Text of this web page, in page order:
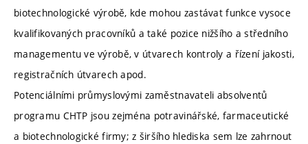
biotechnologické výrobě, kde mohou zastávat funkce vysoce
kvalifikovaných pracovníků a také pozice nižšího a středního
managementu ve výrobě, v útvarech kontroly a řízení jakosti,
registračních útvarech apod.
Potenciálními průmyslovými zaměstnavateli absolventů
programu CHTP jsou zejména potravinářské, farmaceutické
a biotechnologické firmy; z širšího hlediska sem lze zahrnout